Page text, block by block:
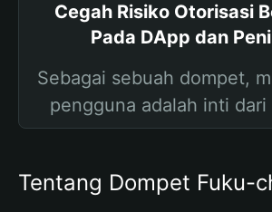
Cegah Risiko Otorisasi
Pada DApp dan
Sebagai sebuah dompet,
pengguna adalah inti dari
Tentang Dompet Fuku-